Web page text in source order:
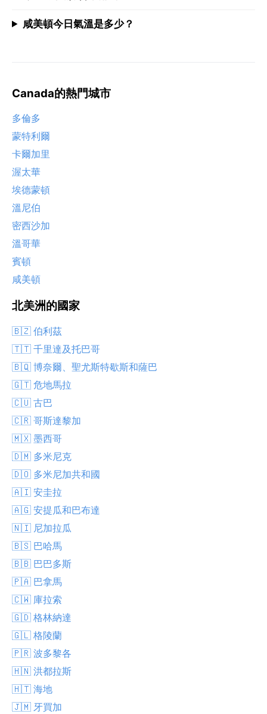
咸美頓今日氣溫是多少？
Canada的熱門城市
多倫多
蒙特利爾
卡爾加里
渥太華
埃德蒙頓
溫尼伯
密西沙加
溫哥華
賓頓
咸美頓
北美洲的國家
🇧🇿 伯利茲
🇹🇹 千里達及托巴哥
🇧🇶 博奈爾、聖尤斯特歇斯和薩巴
🇬🇹 危地馬拉
🇨🇺 古巴
🇨🇷 哥斯達黎加
🇲🇽 墨西哥
🇩🇲 多米尼克
🇩🇴 多米尼加共和國
🇦🇮 安圭拉
🇦🇬 安提瓜和巴布達
🇳🇮 尼加拉瓜
🇧🇸 巴哈馬
🇧🇧 巴巴多斯
🇵🇦 巴拿馬
🇨🇼 庫拉索
🇬🇩 格林納達
🇬🇱 格陵蘭
🇵🇷 波多黎各
🇭🇳 洪都拉斯
🇭🇹 海地
🇯🇲 牙買加